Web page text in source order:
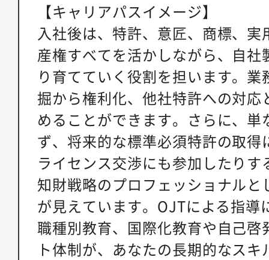
【キャリアパスイメージ】
入社後は、特許、意匠、商標、
産権すべてを活かしながら、自
り育てていく役割を担います。
掘から権利化、他社特許への対
めることができます。さらに、
ず、将来的な標準必須特許の取
ライセンス交渉にも参加したり
知財戦略のプロフェッショナル
が見えています。OJTによる指導
職種別教育、国際化教育や自己
ト体制が、あなたの長期的なス